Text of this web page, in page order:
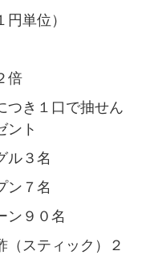
単位）
倍
つき１口で抽せん
ント
ル３名
ン７名
ン９０名
スティック）２